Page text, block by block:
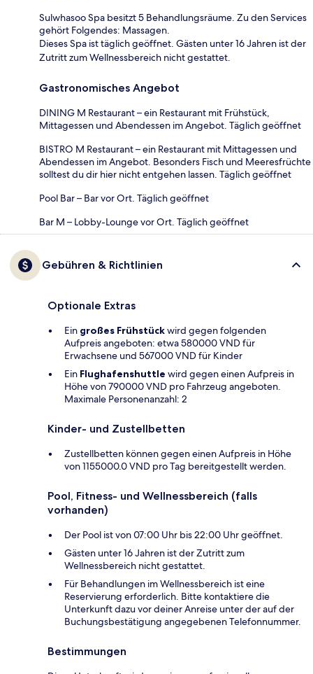
Sulwhasoo Spa besitzt 5 Behandlungsräume. Zu den Services
gehört Folgendes: Massagen.
Dieses Spa ist täglich geöffnet. Gästen unter 16 Jahren ist der
Zutritt zum Wellnessbereich nicht gestattet.
Gastronomisches Angebot
DINING M Restaurant – ein Restaurant mit Frühstück,
Mittagessen und Abendessen im Angebot. Täglich geöffnet
BISTRO M Restaurant – ein Restaurant mit Mittagessen und
Abendessen im Angebot. Besonders Fisch und Meeresfrüchte
solltest du dir hier nicht entgehen lassen. Täglich geöffnet
Pool Bar – Bar vor Ort. Täglich geöffnet
Bar M – Lobby-Lounge vor Ort. Täglich geöffnet
Gebühren & Richtlinien
Optionale Extras
Ein großes Frühstückwird gegen folgenden
Aufpreis angeboten: etwa 580000 VND für
Erwachsene und 567000 VND für Kinder
Ein Flughafenshuttle wird gegen einen Aufpreis in
Höhe von 790000 VND pro Fahrzeug angeboten.
Maximale Personenanzahl: 2
Kinder- und Zustellbetten
Zustellbetten können gegen einen Aufpreis in Höhe
von 1155000.0 VND pro Tag bereitgestellt werden.
Pool, Fitness- und Wellnessbereich (falls
vorhanden)
Der Pool ist von 07:00 Uhr bis 22:00 Uhr geöffnet.
Gästen unter 16 Jahren ist der Zutritt zum
Wellnessbereich nicht gestattet.
Für Behandlungen im Wellnessbereich ist eine
Reservierung erforderlich. Bitte kontaktiere die
Unterkunft dazu vor deiner Anreise unter der auf der
Buchungsbestätigung angegebenen Telefonnummer.
Bestimmungen